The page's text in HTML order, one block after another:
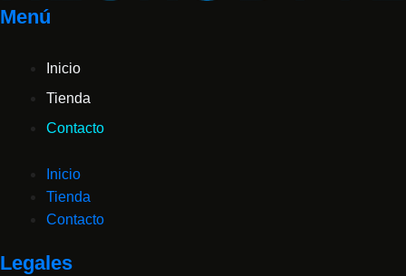
Menú
Inicio
Tienda
Contacto
Inicio
Tienda
Contacto
Legales